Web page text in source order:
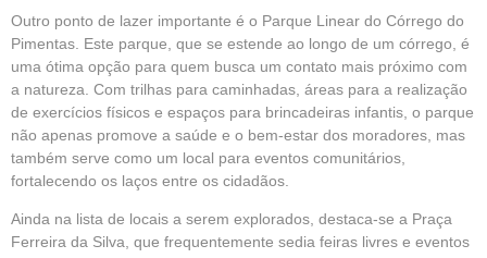
Outro ponto de lazer importante é o Parque Linear do Córrego do
Pimentas. Este parque, que se estende ao longo de um córrego, é
uma ótima opção para quem busca um contato mais próximo com
a natureza. Com trilhas para caminhadas, áreas para a realização
de exercícios físicos e espaços para brincadeiras infantis, o parque
não apenas promove a saúde e o bem-estar dos moradores, mas
também serve como um local para eventos comunitários,
fortalecendo os laços entre os cidadãos.
Ainda na lista de locais a serem explorados, destaca-se a Praça
Ferreira da Silva, que frequentemente sedia feiras livres e eventos